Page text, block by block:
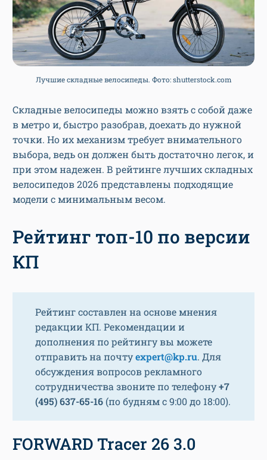
Лучшие складные велосипеды. Фото: shutterstock.com
Складные велосипеды можно взять с собой даже
в метро и, быстро разобрав, доехать до нужной
точки. Но их механизм требует внимательного
выбора, ведь он должен быть достаточно легок, и
при этом надежен. В рейтинге лучших складных
велосипедов 2026 представлены подходящие
модели с минимальным весом.
Рейтинг топ-10 по версии
КП
Рейтинг составлен на основе мнения
редакции КП. Рекомендации и
дополнения по рейтингу вы можете
отправить на почтуexpert@kp.ru. Для
обсуждения вопросов рекламного
сотрудничества звоните по телефону+7
(495) 637-65-16 (по будням с 9:00 до 18:00).
FORWARD Tracer 26 3.0